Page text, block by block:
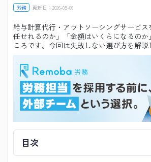
労務 更新日： 2026-05-06
給与計算代行・アウトソーシングサービ
任せれるのか」「金額はいくらになるのか
ころです。今回は失敗しない選び方を解説
目次